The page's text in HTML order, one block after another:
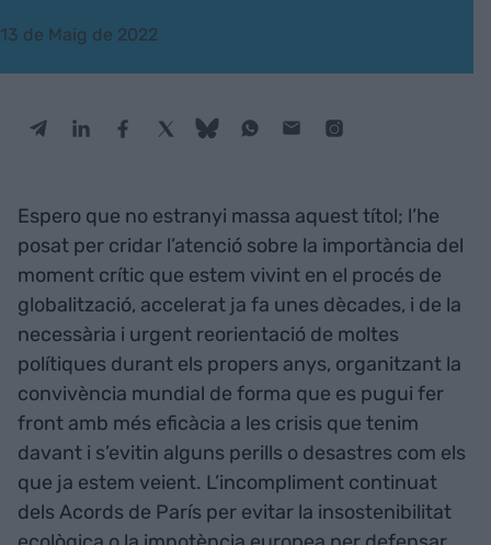
13 de Maig de 2022
Espero que no estranyi massa aquest títol; l’he
posat per cridar l’atenció sobre la importància del
moment crític que estem vivint en el procés de
globalització, accelerat ja fa unes dècades, i de la
necessària i urgent reorientació de moltes
polítiques durant els propers anys, organitzant la
convivència mundial de forma que es pugui fer
front amb més eficàcia a les crisis que tenim
davant i s’evitin alguns perills o desastres com els
que ja estem veient. L’incompliment continuat
dels Acords de París per evitar la insostenibilitat